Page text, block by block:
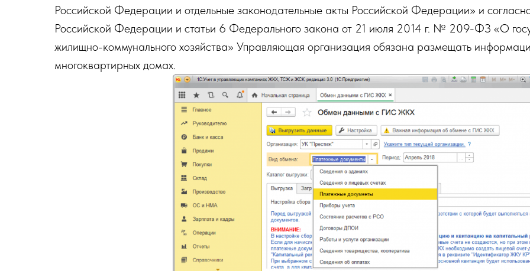
Российской Федерации и отдельные законодательные акты Российской Федерации» и
Российской Федерации и статьи 6 Федерального закона от 21 июля 2014 г. № 209-ФЗ «О
жилищно-коммунального хозяйства» Управляющая организация обязана размещать
многоквартирных домах.